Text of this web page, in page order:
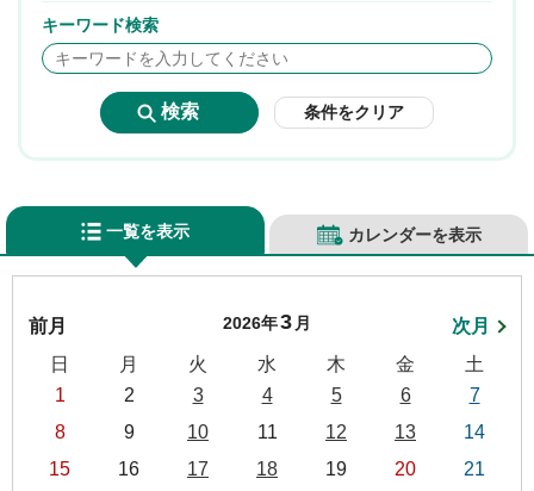
キーワード検索
条件をクリア
一覧を表示 カレンダーを表示
前月 2026年3 月
次月
日
月 火 水 木 金
土
1
2 3 4 5 6
7
8
9 10 11 12 13
14
15
16 17 18 19 20
21